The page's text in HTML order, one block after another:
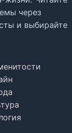
через
и выбирайте